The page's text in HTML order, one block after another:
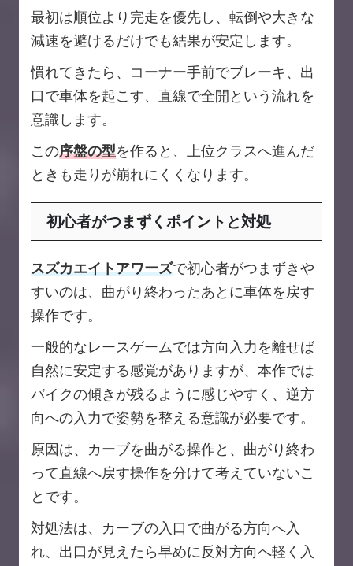
最初は順位より完走を優先し、転倒や大きな
減速を避けるだけでも結果が安定します。
慣れてきたら、コーナー手前でブレーキ、出
口で車体を起こす、直線で全開という流れを
意識します。
この序盤の型を作ると、上位クラスへ進んだ
ときも走りが崩れにくくなります。
初心者がつまずくポイントと対処
スズカエイトアワーズで初心者がつまずきや
すいのは、曲がり終わったあとに車体を戻す
操作です。
一般的なレースゲームでは方向入力を離せば
自然に安定する感覚がありますが、本作では
バイクの傾きが残るように感じやすく、逆方
向への入力で姿勢を整える意識が必要です。
原因は、カーブを曲がる操作と、曲がり終わ
って直線へ戻す操作を分けて考えていないこ
とです。
対処法は、カーブの入口で曲がる方向へ入
れ、出口が見えたら早めに反対方向へ軽く入